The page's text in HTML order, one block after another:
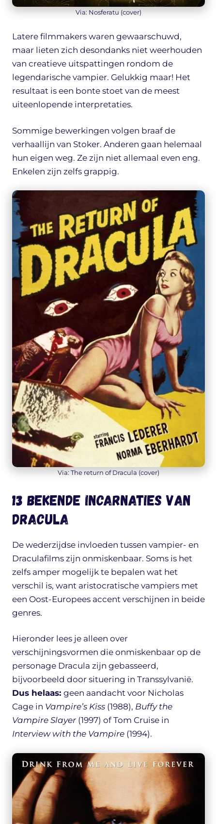
Via: Nosferatu (cover)
Latere filmmakers waren gewaarschuwd,
maar lieten zich desondanks niet weerhouden
van creatieve uitspattingen rondom de
legendarische vampier. Gelukkig maar! Het
resultaat is een bonte stoet van de meest
uiteenlopende interpretaties.
Sommige bewerkingen volgen braaf de
verhaallijn van Stoker. Anderen gaan helemaal
hun eigen weg. Ze zijn niet allemaal even eng.
Enkelen zijn zelfs grappig.
Via: The return of Dracula (cover)
13 Bekende incarnaties van
Dracula
De wederzijdse invloeden tussen vampier- en
Draculafilms zijn onmiskenbaar. Soms is het
zelfs amper mogelijk te bepalen wat het
verschil is, want aristocratische vampiers met
een Oost-Europees accent verschijnen in beide
genres.
Hieronder lees je alleen over
verschijningsvormen die onmiskenbaar op de
personage Dracula zijn gebasseerd,
bijvoorbeeld door situering in Transsylvanië.
Dus helaas: geen aandacht voor Nicholas
Cage in Vampire’s Kiss (1988), Buffy the
Vampire Slayer (1997) of Tom Cruise in
Interview with the Vampire (1994).